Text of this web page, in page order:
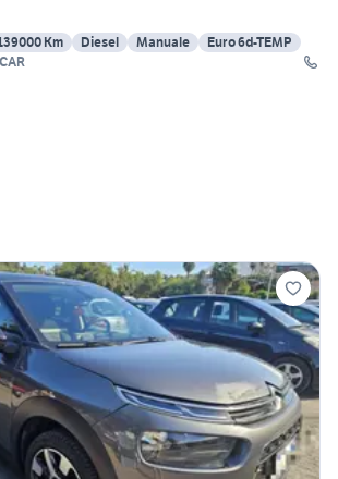
Km Diesel Manuale
Euro 6d-TEMP